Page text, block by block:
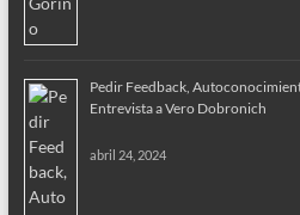
Pedir Feedback,
Entrevista a Vero Dobronich
abril 24, 2024